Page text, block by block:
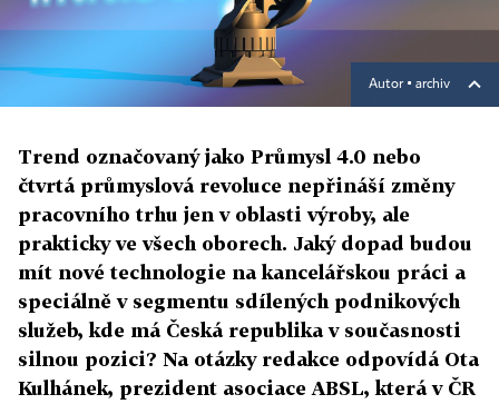
Autor ▪ archiv
Trend označovaný jako Průmysl 4.0 nebo
čtvrtá průmyslová revoluce nepřináší změny
pracovního trhu jen v oblasti výroby, ale
prakticky ve všech oborech. Jaký dopad budou
mít nové technologie na kancelářskou práci a
speciálně v segmentu sdílených podnikových
služeb, kde má Česká republika v současnosti
silnou pozici? Na otázky redakce odpovídá Ota
Kulhánek, prezident asociace ABSL, která v ČR